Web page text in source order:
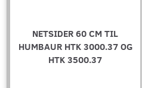
NETSIDER 60 CM TIL
HUMBAUR HTK 3000.37 OG
HTK 3500.37